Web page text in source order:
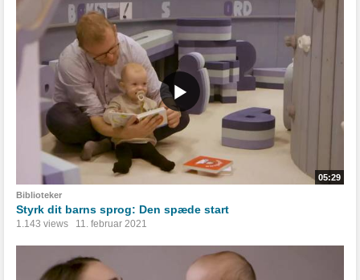
05:29
Biblioteker
Styrk dit barns sprog: Den spæde start
1.143 views 11. februar 2021